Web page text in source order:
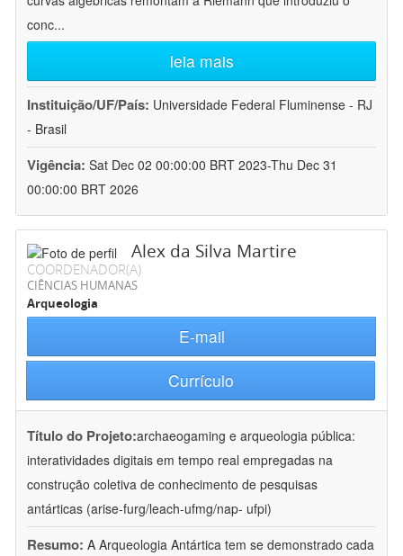
conc...
leia mais
Instituição/UF/País: Universidade Federal Fluminense - RJ
- Brasil
Vigência: Sat Dec 02 00:00:00 BRT 2023-Thu Dec 31
00:00:00 BRT 2026
Alex da Silva Martire
COORDENADOR(A)
CIÊNCIAS HUMANAS
Arqueologia
E-mail
Currículo
Título do Projeto:archaeogaming e arqueologia pública:
interatividades digitais em tempo real empregadas na
construção coletiva de conhecimento de pesquisas
antárticas (arise-furg/leach-ufmg/nap- ufpi)
Resumo: A Arqueologia Antártica tem se demonstrado cada